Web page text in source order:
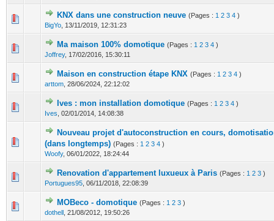
KNX dans une construction neuve (Pages : 1 2 3 4 )
BigYo 13/11/2019, 12:31:23
0 Votes - 0 sur 5 en moyenne
12345
Ma maison 100% domotique (Pages : 1 2 3 4 )
Joffrey, 17/02/2016, 15:30:11
1 Votes - 5 sur 5 en moyenne
12345
Maison en construction étape KNX (Pages : 1 2 3 4 )
arttom 28/06/2024, 22:12:02
0 Votes - 0 sur 5 en moyenne
12345
Ives : mon installation domotique (Pages : 1 2 3 4 )
Ives 02/01/2014, 14:08:38
2 Votes - 5 sur 5 en moyenne
1234 5
Nouveau projet d'autoconstruction en cours,
(dans longtemps) (Pages : 1 2 3 4 )
Woofy, 06/01/2022, 18:24:44
0 Votes - 0 sur 5 en moyenne
123 45
Renovation d'appartement luxueux à Paris (Pages : 1 2 3 )
Portugues95 06/11/2018, 22:08:39
0 Votes - 0 sur 5 en moyenne
12345
MOBeco - domotique (Pages : 1 2 3 )
dothell 21/08/2012, 19:50:26
0 Votes - 0 sur 5 en moyenne
12345